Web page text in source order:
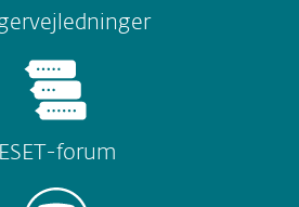
ESET-forum